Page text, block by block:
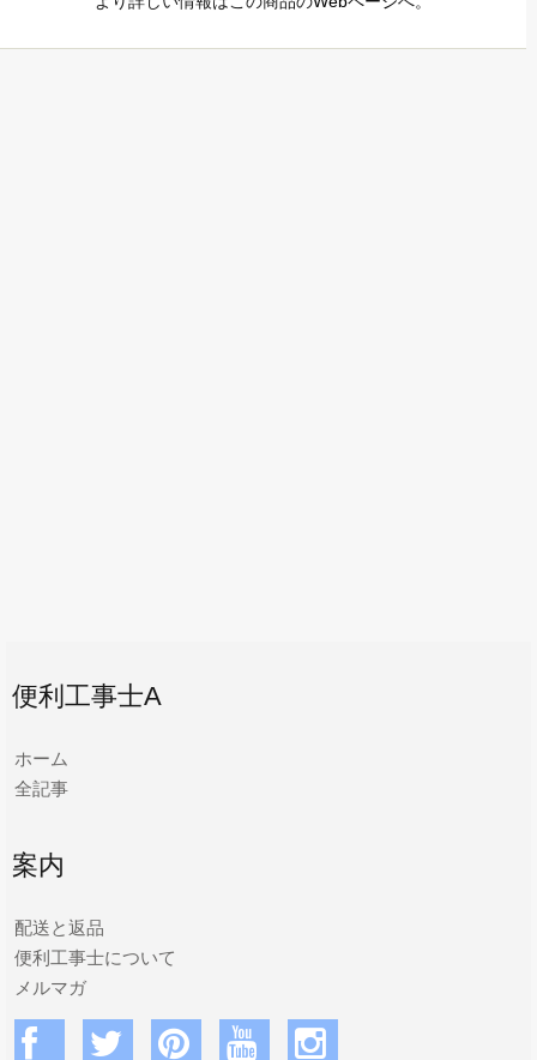
便利工事士A
ホーム
全記事
案内
配送と返品
便利工事士について
メルマガ